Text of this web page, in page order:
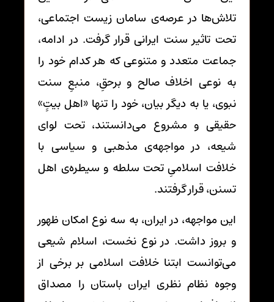
تلاش‌ها در عرصه‌ی سامان زیست اجتماعی،
تحت تاثیر سنت ایرانی قرار گرفت. در ادامه،
جماعت متعدد و متنوعی که هر کدام خود را
به نوعی اخلاف صالح و برحقِ، منبعِ سنت
نبوی، یا به دیگر بیان، خود را تنها «اهل بیتِِ»
حقیقی و مشروع می‌دانستند، تحت لوای
شیعه، در مواجهه‌ی مذهبی و سیاسی با
خلافت اسلامیِ تحت سلطه و سیطره‌ی اهل
تسنن، قرار گرفتند.
این مواجهه، در ایران، به سه نوع امکان ظهور
و بروز داشت. در نوع نخست، اسلام شیعی
می‌توانست ابتنا خلافت اسلامی بر برخی از
وجوه نظام نظری ایران باستان را مصداق